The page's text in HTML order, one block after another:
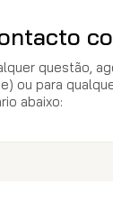
questão,
ou para
abaixo: